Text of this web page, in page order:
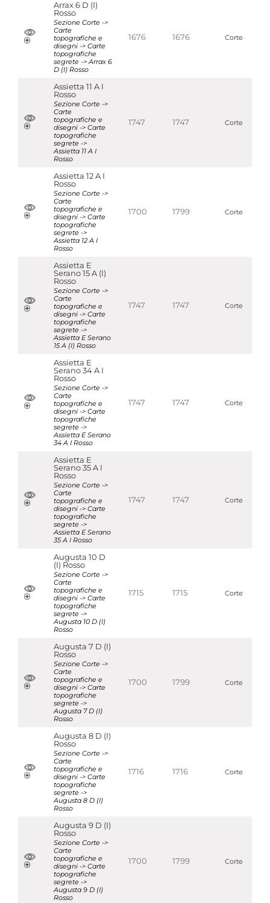
Arrax 6 D (I)
Rosso
Sezione Corte ->
Carte
topografiche e
disegni -> Carte
topografiche
segrete -> Arrax 6
D (I) Rosso
1676 1676 Corte
Assietta 11 A I
Rosso
Sezione Corte ->
Carte
topografiche e
disegni -> Carte
topografiche
segrete ->
Assietta 11 A I
Rosso
1747 1747 Corte
Assietta 12 A I
Rosso
Sezione Corte ->
Carte
topografiche e
disegni -> Carte
topografiche
segrete ->
Assietta 12 A I
Rosso
1700 1799 Corte
Assietta E
Serano 15 A (I)
Rosso
Sezione Corte ->
Carte
topografiche e
disegni -> Carte
topografiche
segrete ->
Assietta E Serano
15 A (I) Rosso
1747 1747 Corte
Assietta E
Serano 34 A I
Rosso
Sezione Corte ->
Carte
topografiche e
disegni -> Carte
topografiche
segrete ->
Assietta E Serano
34 A I Rosso
1747 1747 Corte
Assietta E
Serano 35 A I
Rosso
Sezione Corte ->
Carte
topografiche e
disegni -> Carte
topografiche
segrete ->
Assietta E Serano
35 A I Rosso
1747 1747 Corte
Augusta 10 D
(I) Rosso
Sezione Corte ->
Carte
topografiche e
disegni -> Carte
topografiche
segrete ->
Augusta 10 D (I)
Rosso
1715 1715 Corte
Augusta 7 D (I)
Rosso
Sezione Corte ->
Carte
topografiche e
disegni -> Carte
topografiche
segrete ->
Augusta 7 D (I)
Rosso
1700 1799 Corte
Augusta 8 D (I)
Rosso
Sezione Corte ->
Carte
topografiche e
disegni -> Carte
topografiche
segrete ->
Augusta 8 D (I)
Rosso
1716 1716 Corte
Augusta 9 D (I)
Rosso
Sezione Corte ->
Carte
topografiche e
disegni -> Carte
topografiche
segrete ->
Augusta 9 D (I)
Rosso
1700 1799 Corte